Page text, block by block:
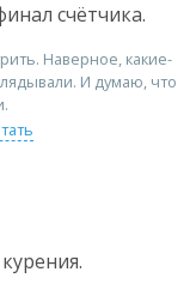
счётчика.
Наверное, какие-
И думаю, что